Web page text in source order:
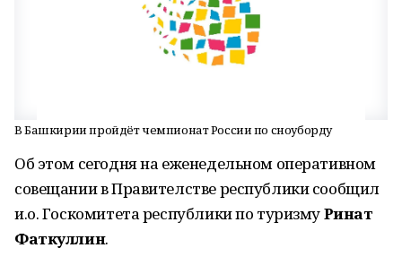
В Башкирии пройдёт чемпионат России по сноуборду
Об этом сегодня на еженедельном оперативном
совещании в Правителстве республики сообщил
и.о. Госкомитета республики по туризмуРинат
Фаткуллин.